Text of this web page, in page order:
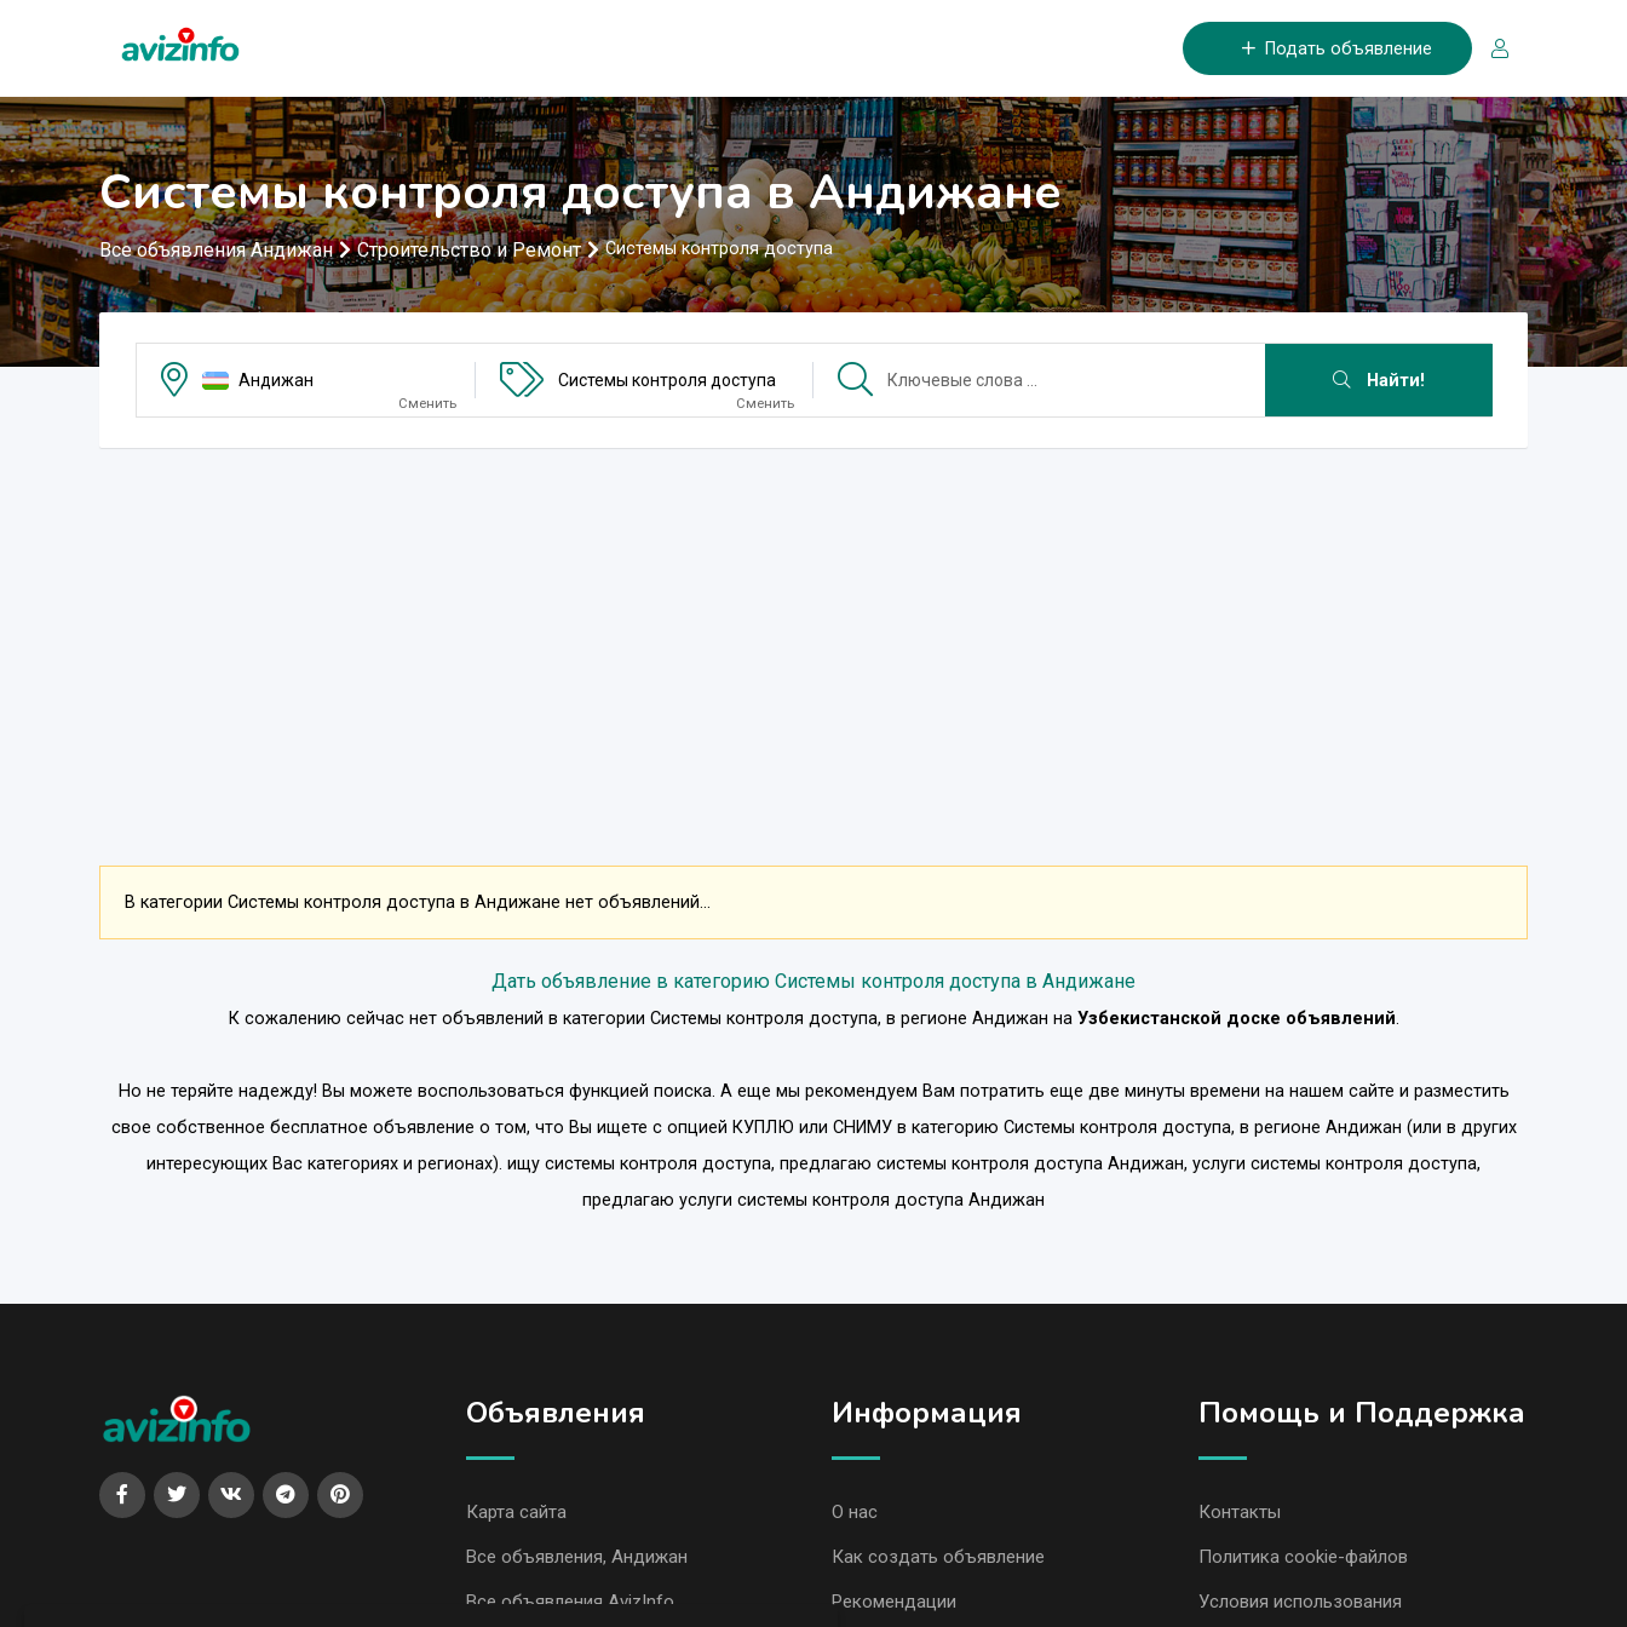
Подать объявление
Системы контроля доступа в Андижане
Все объявления Андижан Строительство и Ремонт Системы контроля доступа
Андижан
Сменить
Системы контроля доступа
Сменить
Найти!
В категории Системы контроля доступа в Андижане нет объявлений...
Дать объявление в категорию Системы контроля доступа в Андижане
К сожалению сейчас нет объявлений в категории Системы контроля доступа, в регионе Андижан на Узбекистанской доске объявлений.
Но не теряйте надежду! Вы можете воспользоваться функцией поиска. А еще мы рекомендуем Вам потратить еще две минуты времени на нашем сайте и разместить
свое собственное бесплатное объявление о том, что Вы ищете с опцией КУПЛЮ или СНИМУв категорию Системы контроля доступа, в регионе Андижан (или в других
интересующих Вас категориях и регионах). ищу системы контроля доступа, предлагаю системы контроля доступа Андижан, услуги системы контроля доступа,
предлагаю услуги системы контроля доступа Андижан
Объявления
Карта сайта
Все объявления, Андижан
Все объявления AvizInfo
Информация
О нас
Как создать объявление
Рекомендации
Помощь и Поддержка
Контакты
Политика cookie-файлов
Условия использования